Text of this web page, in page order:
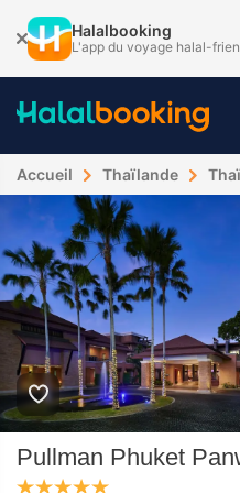
Halalbooking
L'app du voyage halal-
Accueil Thaïlande
Pullman Phuket